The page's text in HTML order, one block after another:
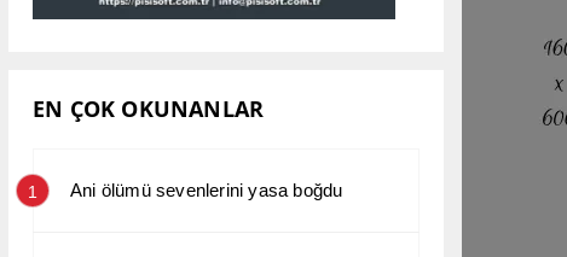
EN ÇOK OKUNANLAR
1 Ani ölümü sevenlerini yasa boğdu